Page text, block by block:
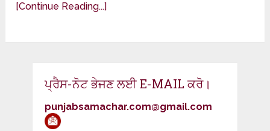
[Continue Reading...]
ਪ੍ਰੈਸ-ਨੋਟ ਭੇਜਣ ਲਈ E-MAIL ਕਰੋ।
punjabsamachar.com@gmail.com